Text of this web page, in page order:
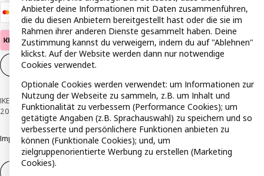
Cookie-Einstellungen
IKEA Österreich - Südring, 2334 Vösendorf © Inter IKEA Systems B.V. 1999-
2026
ImpressumDatenschutzerklärungCookie RichtlinieResponsible Disclosure
Anbieter deine Informationen mit Daten zusammenführen,
die du diesen Anbietern bereitgestellt hast oder die sie im
Rahmen ihrer anderen Dienste gesammelt haben. Deine
Zustimmung kannst du verweigern, indem du auf "Ablehnen"
klickst. Auf der Website werden dann nur notwendige
Cookies verwendet.
Optionale Cookies werden verwendet: um Informationen zur
Nutzung der Webseite zu sammeln, z.B. um Inhalt und
Funktionalität zu verbessern (Performance Cookies); um
getätigte Angaben (z.B. Sprachauswahl) zu speichern und so
verbesserte und persönlichere Funktionen anbieten zu
können (Funktionale Cookies); und, um
zielgruppenorientierte Werbung zu erstellen (Marketing
Cookies).